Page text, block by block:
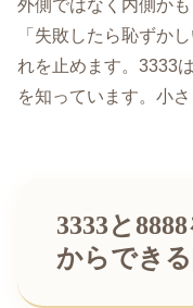
外側ではなく内側か
「失敗したら恥ずか
れを止めます。3333
を知っています。小
3333と
からでき